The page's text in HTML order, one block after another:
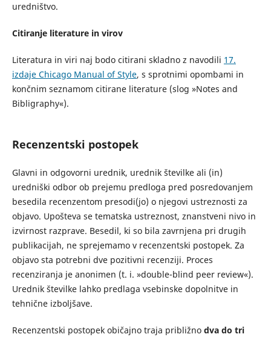
uredništvo.
Citiranje literature in virov
Literatura in viri naj bodo citirani skladno z navodili 17.
izdaje Chicago Manual of Style, s sprotnimi opombami in
končnim seznamom citirane literature (slog »Notes and
Bibligraphy«).
Recenzentski postopek
Glavni in odgovorni urednik, urednik številke ali (in)
uredniški odbor ob prejemu predloga pred posredovanjem
besedila recenzentom presodi(jo) o njegovi ustreznosti za
objavo. Upošteva se tematska ustreznost, znanstveni nivo in
izvirnost razprave. Besedil, ki so bila zavrnjena pri drugih
publikacijah, ne sprejemamo v recenzentski postopek. Za
objavo sta potrebni dve pozitivni recenziji. Proces
recenziranja je anonimen (t. i. »double-blind peer review«).
Urednik številke lahko predlaga vsebinske dopolnitve in
tehnične izboljšave.
Recenzentski postopek običajno traja približno dva do tri